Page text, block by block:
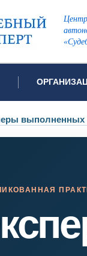
Центр
Об
Лицензии и
Для СМИ
Политика
выполненных